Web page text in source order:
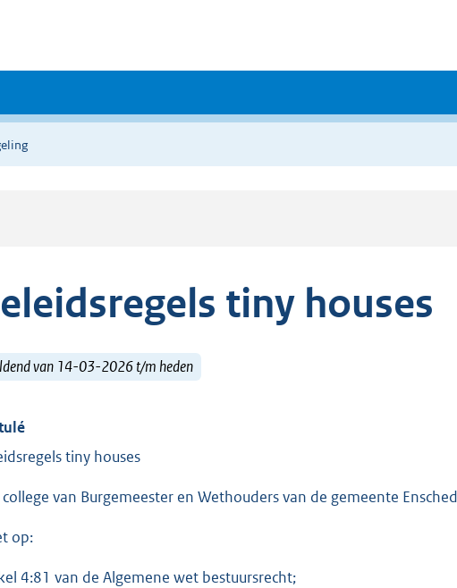
tiny houses
van 14-03-2026 t/m heden
tiny houses
van Burgemeester en Wethouders van de gemeente
op:
4:81 van de Algemene wet bestuursrecht;